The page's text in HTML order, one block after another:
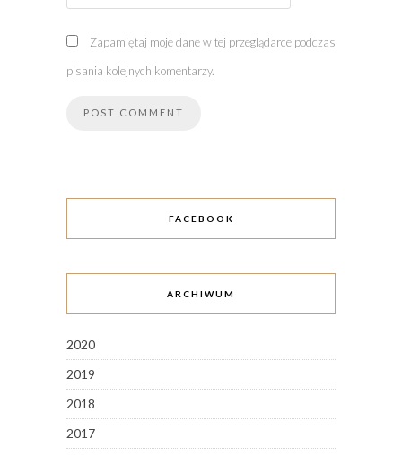
Zapamiętaj moje dane w tej przeglądarce podczas
pisania kolejnych komentarzy.
FACEBOOK
ARCHIWUM
2020
2019
2018
2017